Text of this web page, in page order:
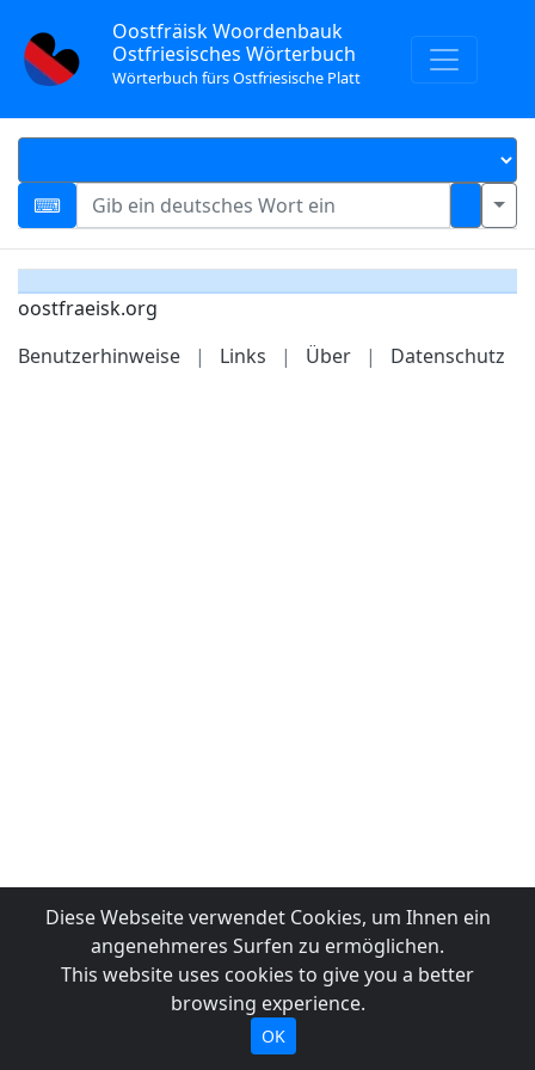
Oostfräisk Woordenbauk
Ostfriesisches Wörterbuch
Wörterbuch fürs Ostfriesische Platt
oostfraeisk.org
Benutzerhinweise
| Links | Über | Datenschutz
Diese Webseite verwendet Cookies, um Ihnen ein
angenehmeres Surfen zu ermöglichen.
This website uses cookies to give you a better
browsing experience.
OK